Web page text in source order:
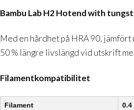
Bambu Lab H2 Hotend with
Med en hårdhet på HRA 90,
50 % längre livslängd vid utskrift
Filamentkompatibilitet
Filament 0.4